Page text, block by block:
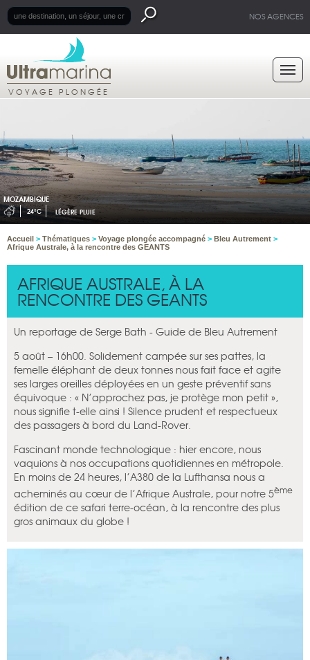
NOS AGENCES
VOYAGE PLONGÉE
MOZAMBIQUE
24°C LÉGÈRE PLUIE
Accueil > Thématiques > Voyage plongée accompagné > Bleu Autrement >
Afrique Australe, à la rencontre des GEANTS
AFRIQUE AUSTRALE, À LA
RENCONTRE DES GEANTS
Un reportage de Serge Bath - Guide de Bleu Autrement
5 août – 16h00. Solidement campée sur ses pattes, la
femelle éléphant de deux tonnes nous fait face et agite
ses larges oreilles déployées en un geste préventif sans
équivoque : « N’approchez pas, je protège mon petit »,
nous signifie t-elle ainsi ! Silence prudent et respectueux
des passagers à bord du Land-Rover.
Fascinant monde technologique : hier encore, nous
vaquions à nos occupations quotidiennes en métropole.
En moins de 24 heures, l’A380 de la Lufthansa nous a
acheminés au cœur de l’Afrique Australe, pour notre 5ème
édition de ce safari terre-océan, à la rencontre des plus
gros animaux du globe !